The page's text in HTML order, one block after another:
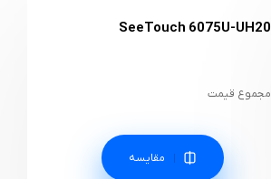
SeeTouch 6075U-UH20
مجموع قیمت
مقایسه